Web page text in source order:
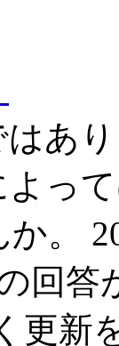
あ
よっ
。
回答
更新